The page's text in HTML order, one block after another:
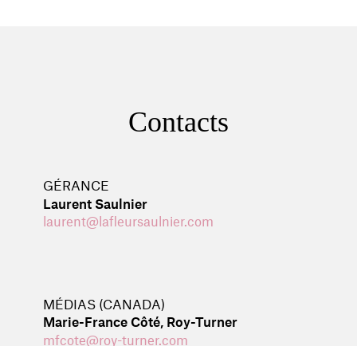
Contacts
GÉRANCE
Laurent Saulnier
laurent@lafleursaulnier.com
MÉDIAS (CANADA)
Marie-France Côté, Roy-Turner
mfcote@roy-turner.com